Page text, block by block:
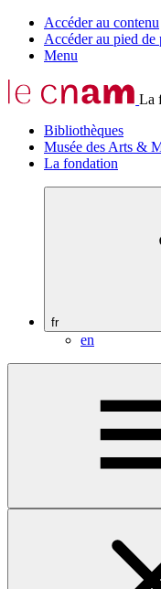
Accéder au contenu
Accéder au pied de
Menu
La
Bibliothèques
Musée des Arts &
La fondation
fr
en